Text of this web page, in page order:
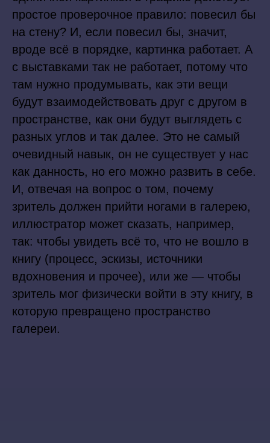
простое проверочное правило: повесил бы
на стену? И, если повесил бы, значит,
вроде всё в порядке, картинка работает. А
с выставками так не работает, потому что
там нужно продумывать, как эти вещи
будут взаимодействовать друг с другом в
пространстве, как они будут выглядеть с
разных углов и так далее. Это не самый
очевидный навык, он не существует у нас
как данность, но его можно развить в себе.
И, отвечая на вопрос о том, почему
зритель должен прийти ногами в галерею,
иллюстратор может сказать, например,
так: чтобы увидеть всё то, что не вошло в
книгу (процесс, эскизы, источники
вдохновения и прочее), или же — чтобы
зритель мог физически войти в эту книгу, в
которую превращено пространство
галереи.